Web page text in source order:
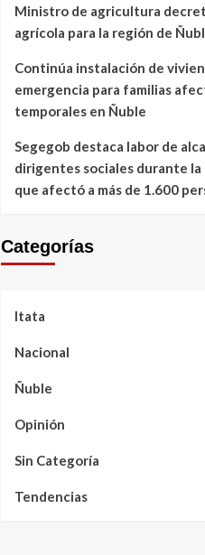
Ministro de agricultura
agrícola para la región de
Continúa instalación de
emergencia para familias
temporales en Ñuble
Segegob destaca labor de
dirigentes sociales durante la
que afectó a más de 1.600
Categorías
Itata
Nacional
Ñuble
Opinión
Sin Categoría
Tendencias